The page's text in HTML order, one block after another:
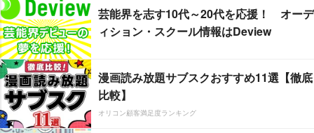
芸能界を志す10代～20代を応援！ オーデ
ィション・スクール情報はDeview
漫画読み放題サブスクおすすめ11選【徹底
比較】
オリコン顧客満足度ランキング